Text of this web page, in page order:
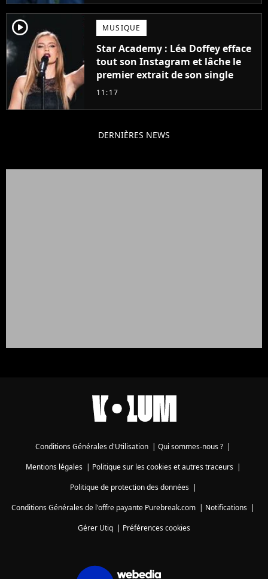
player2 MUSIQUE
Star Academy : Léa Doffey efface
tout son Instagram et lâche le
premier extrait de son single
11:17
DERNIÈRES NEWS
Conditions Générales d'Utilisation Qui sommes-nous ?
Mentions légales| Politique sur les cookies et autres traceurs|
Politique de protection des données|
Conditions Générales de l'offre payante Purebreak.com
Notifications
Gérer Utiq
Préférences cookies